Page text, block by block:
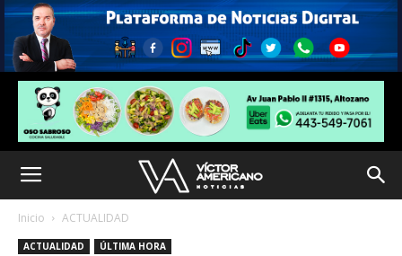
Inicio ACTUALIDAD
ACTUALIDAD ÚLTIMA HORA